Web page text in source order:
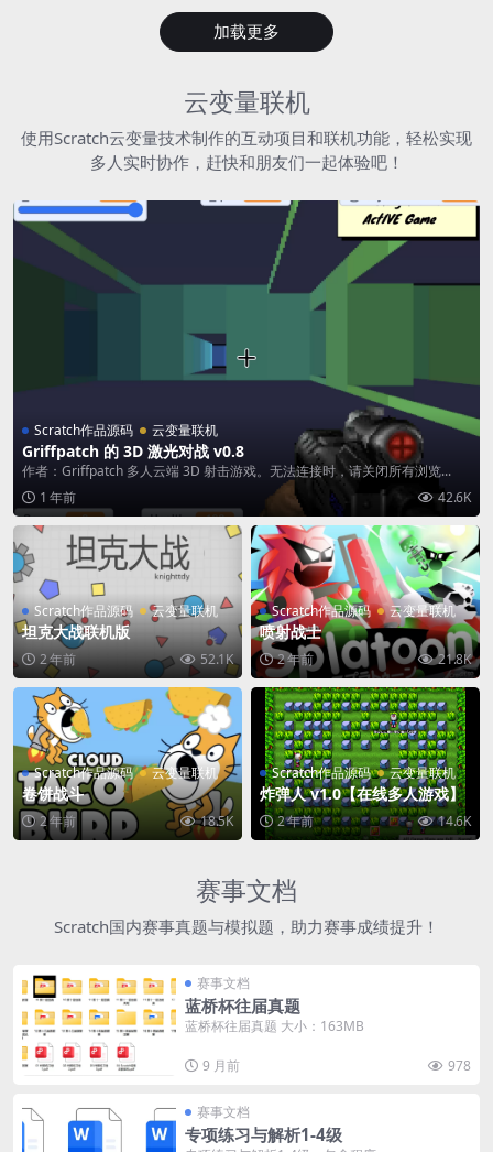
加载更多
云变量联机
使用Scratch云变量技术制作的互动项目和联机功能，轻松实现
多人实时协作，赶快和朋友们一起体验吧！
Scratch作品源码 云变量联机
Griffpatch 的 3D 激光对战 v0.8
作者：Griffpatch 多人云端 3D 射击游戏。无法连接时，请关闭所有浏览...
1 年前
42.6K
Scratch作品源码 云变量联机
坦克大战联机版
2 年前 52.1K
Scratch作品源码 云变量联机
喷射战士
2 年前 21.8K
Scratch作品源码 云变量联机
卷饼战斗
2 年前 18.5K
Scratch作品源码 云变量联机
炸弹人 v1.0【在线多人游戏】
2 年前 14.6K
赛事文档
Scratch国内赛事真题与模拟题，助力赛事成绩提升！
赛事文档
蓝桥杯往届真题
蓝桥杯往届真题 大小：163MB
9 月前 978
赛事文档
专项练习与解析1-4级